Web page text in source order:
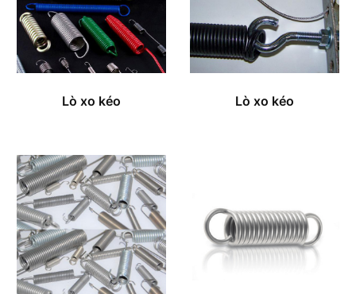
Lò xo kéo Lò xo kéo